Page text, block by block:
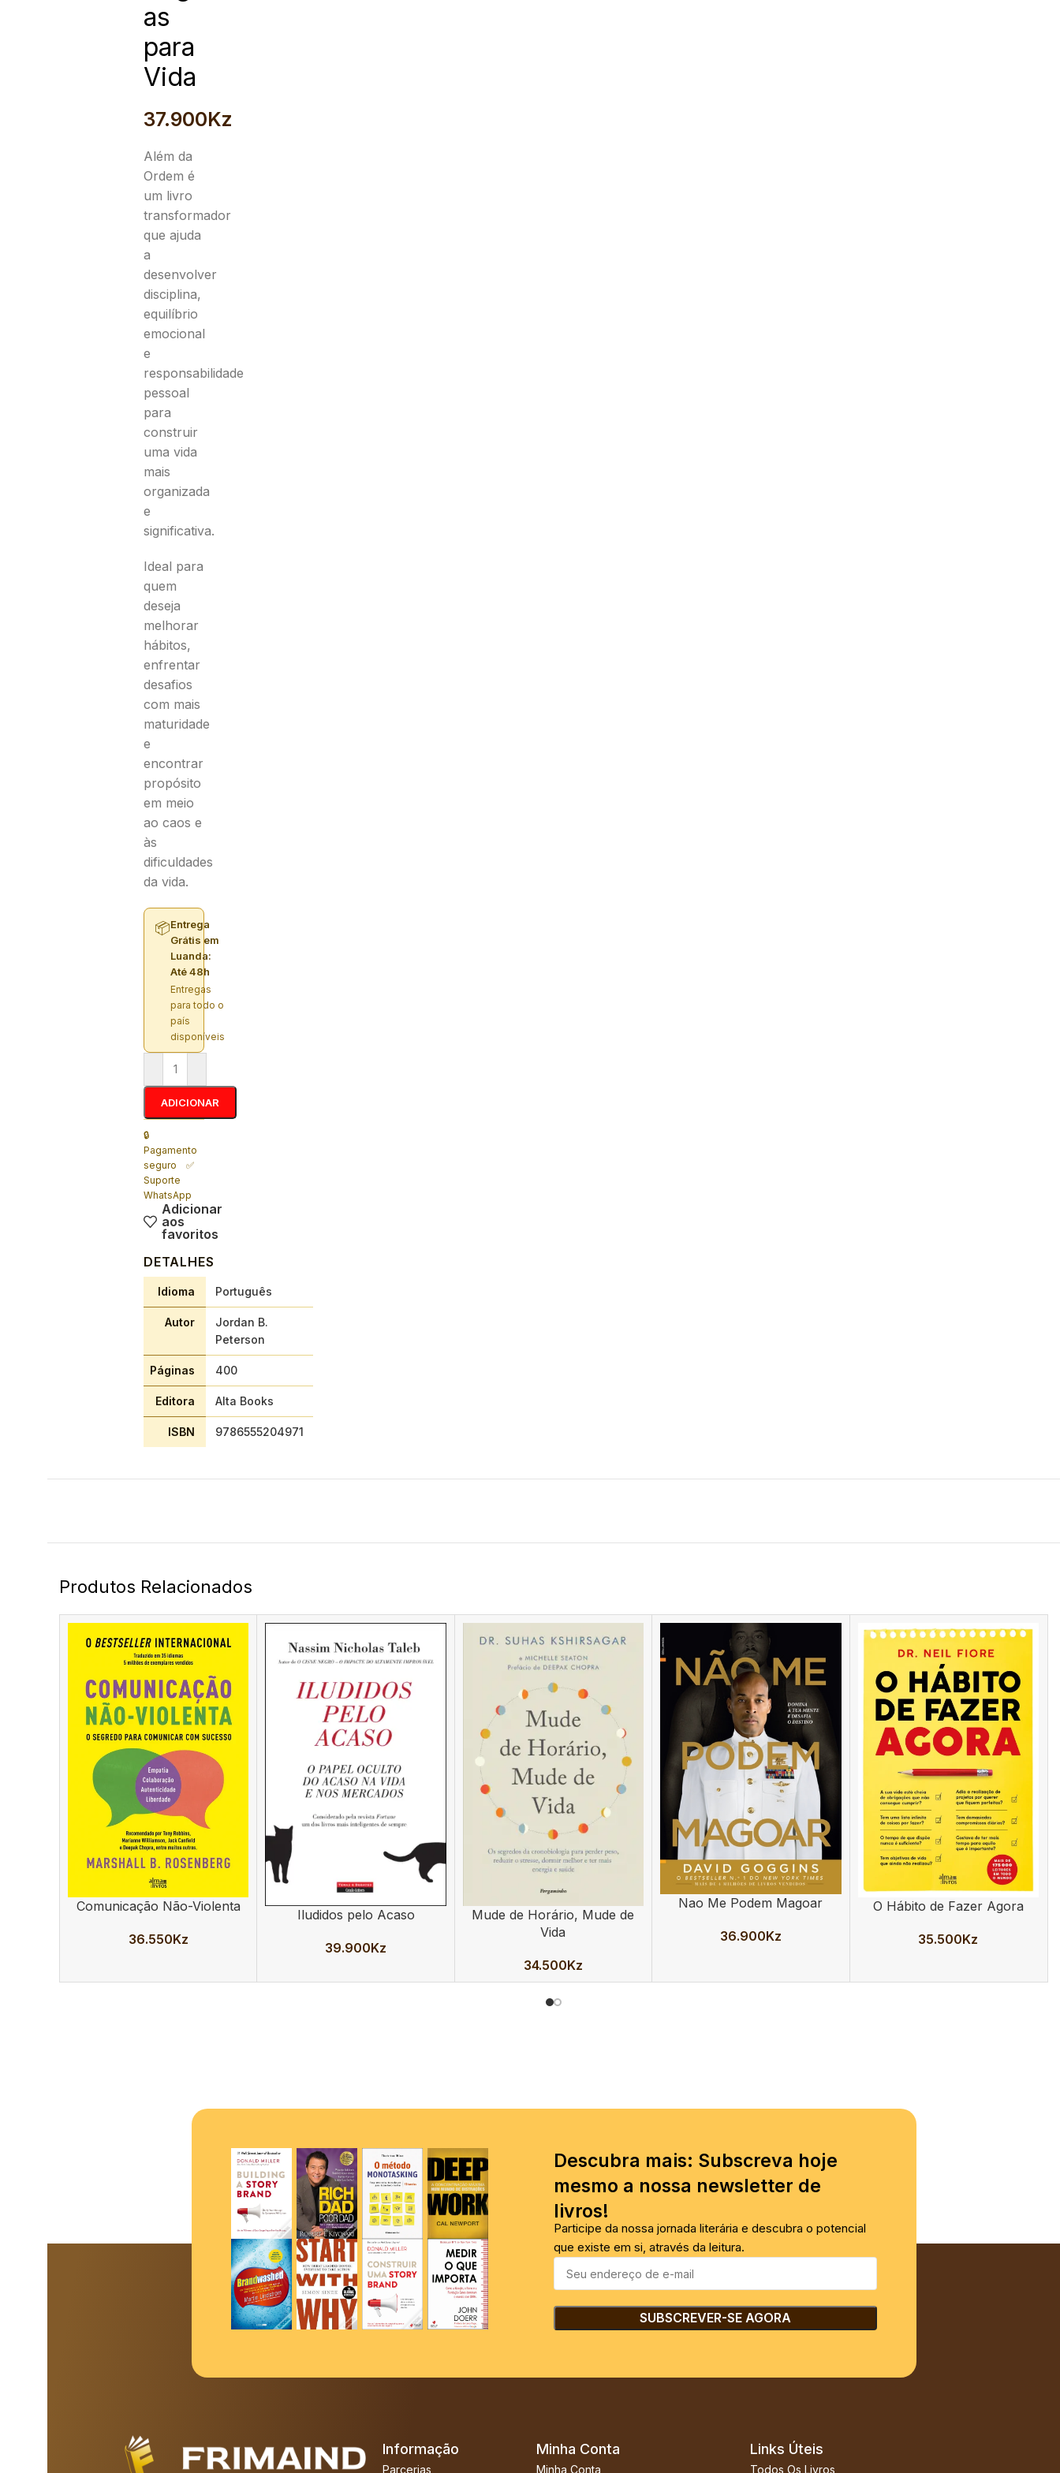
as
para
Vida
37.900Kz
Além da
Ordem é
um livro
transformador
que ajuda
a
desenvolver
disciplina,
equilíbrio
emocional
e
responsabilidade
pessoal
para
construir
uma vida
mais
organizada
e
significativa.
Ideal para
quem
deseja
melhorar
hábitos,
enfrentar
desafios
com mais
maturidade
e
encontrar
propósito
em meio
ao caos e
às
dificuldades
da vida.
📦Entrega
Grátis em
Luanda:
Até 48h
Entregas
para todo o
país
disponíveis
ADICIONAR
🔒
Pagamento
seguro ✅
Suporte
WhatsApp
Adicionar
aos
favoritos
DETALHES
Idioma Português
Autor
Jordan B.
Peterson
Páginas 400
Editora Alta Books
ISBN 9786555204971
Produtos Relacionados
ADICIONAR
Comunicação Não-Violenta
36.550Kz
ADICIONARIludidos pelo Acaso
39.900Kz
ADICIONAR
Mude de Horário, Mude de
Vida
34.500Kz
ADICIONAR
Nao Me Podem Magoar
36.900Kz
ADICIONAR
O Hábito de Fazer Agora
35.500Kz
Descubra mais: Subscreva hoje
mesmo a nossa newsletter de
livros!
Participe da nossa jornada literária e descubra o potencial
que existe em si, através da leitura.
Informação
Parcerias
Minha Conta
Minha Conta
Links Úteis
Todos Os Livros